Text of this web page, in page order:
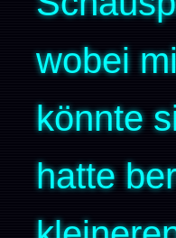
wobei
könnte
hatte